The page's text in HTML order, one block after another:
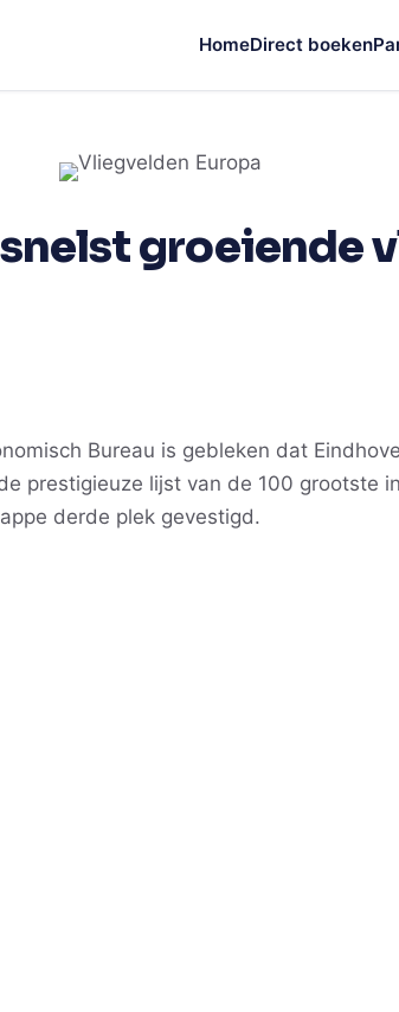
HomeDirect boeken
groeiende
Bureau is gebleken dat
prestigieuze lijst van de 100 grootste
derde plek gevestigd.